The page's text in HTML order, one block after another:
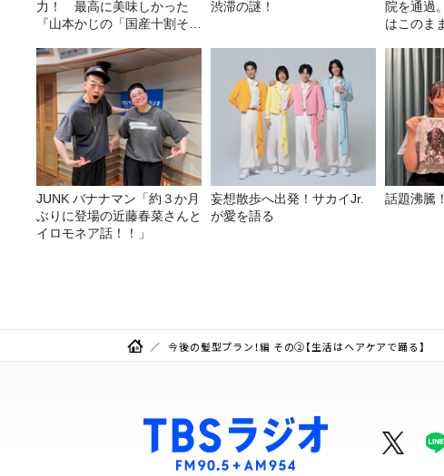
力！ 最高に美味しかった
『山本かじの「国産十割そ
種食べ比べ】
渋滞の謎！
院を通過
はこのま
JUNK バナナマン「約３か月
ぶりに登場の近藤春菜さんと
イロモネア話！！」
妄想散歩へ出発！サカイJr.
が愛を語る
話題沸騰
今後の髪型プラン！編 その②【生活はヘアケアで踊る】